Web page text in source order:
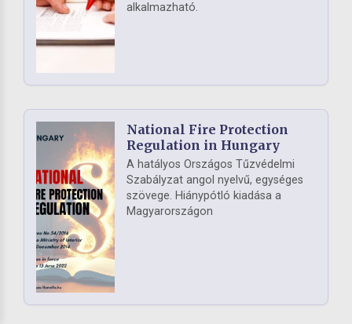
alkalmazható.
National Fire Protection
Regulation in Hungary
A hatályos Országos Tűzvédelmi
Szabályzat angol nyelvű, egységes
szövege. Hiánypótló kiadása a
Magyarországon